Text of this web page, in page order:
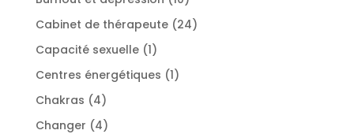
produits
Cabinet de thérapeute 2424
Capacité sexuelle 11
produit
Centres énergétiques 11
Chakras 44
produits
Changer 44